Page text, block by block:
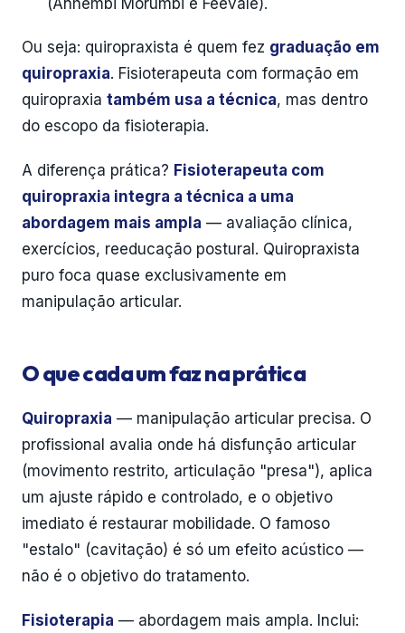
(Anhembi Morumbi e Feevale).
Ou seja: quiropraxista é quem fez graduação em
quiropraxia. Fisioterapeuta com formação em
quiropraxia também usa a técnica, mas dentro
do escopo da fisioterapia.
A diferença prática? Fisioterapeuta com
quiropraxia integra a técnica a uma
abordagem mais ampla — avaliação clínica,
exercícios, reeducação postural. Quiropraxista
puro foca quase exclusivamente em
manipulação articular.
O que cada um faz na prática
Quiropraxia — manipulação articular precisa. O
profissional avalia onde há disfunção articular
(movimento restrito, articulação "presa"), aplica
um ajuste rápido e controlado, e o objetivo
imediato é restaurar mobilidade. O famoso
"estalo" (cavitação) é só um efeito acústico —
não é o objetivo do tratamento.
Fisioterapia — abordagem mais ampla. Inclui: